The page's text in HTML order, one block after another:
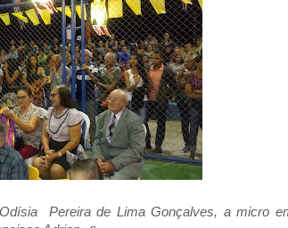
Pereira de Lima Gonçalves, a micro